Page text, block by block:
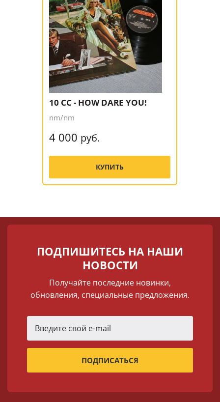
10 CC - HOW DARE YOU!
nm/nm
4 000 руб.
КУПИТЬ
ПОДПИШИТЕСЬ НА НАШИ
НОВОСТИ
Получайте последние новинки,
обновления, специальные предложения.